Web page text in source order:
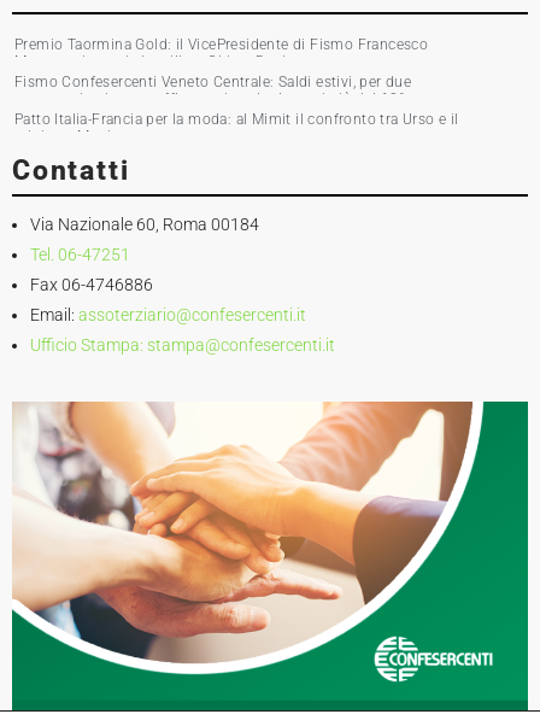
Premio Taormina Gold: il VicePresidente di Fismo Francesco
Musumeci premia la stilista Chiara Boni
Fismo Confesercenti Veneto Centrale: Saldi estivi, per due
commercianti su tre affluenza in calo. Incassi giù del 10%
Patto Italia-Francia per la moda: al Mimit il confronto tra Urso e il
ministro Martin
Contatti
Via Nazionale 60, Roma 00184
Tel. 06-47251
Fax 06-4746886
Email: assoterziario@confesercenti.it
Ufficio Stampa: stampa@confesercenti.it